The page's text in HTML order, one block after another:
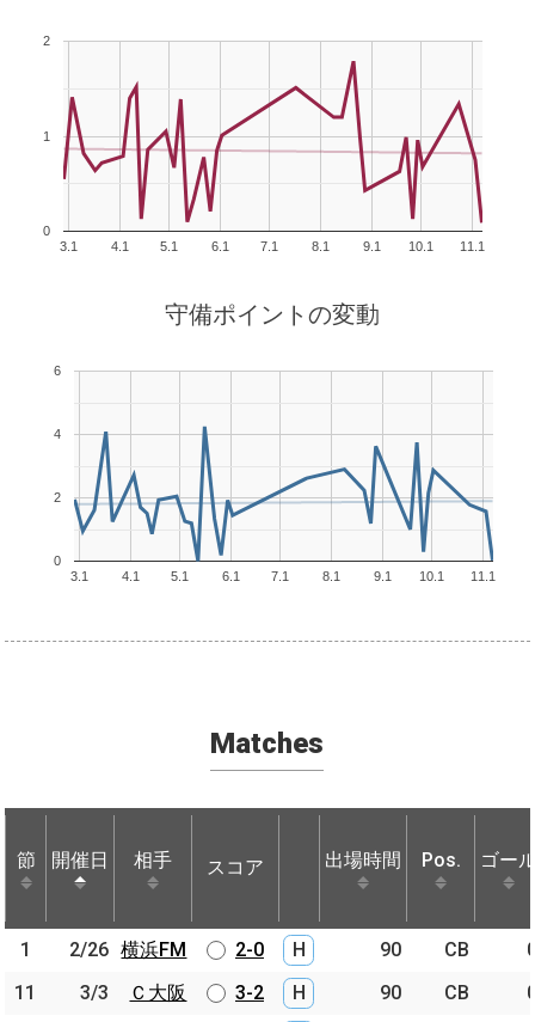
3.1 4.1 5.1 6.1 7.1 8.1 9.1 10.1 11.1
0
1
2
守備ポイントの変動
3.1 4.1 5.1 6.1 7.1 8.1 9.1 10.1 11.1
0
2
4
6
Matches
節 開催日 相手 スコア 出場時間 Pos. ゴー
節 開催日 相手 スコア 出場時間 Pos. ゴー
1 2/26 横浜FM 2-0 H 90 CB
11
3/3 Ｃ大阪 3-2 H 90 CB
節 開催日 相手
1 2/26 横浜FM
11
3/3
Ｃ大阪